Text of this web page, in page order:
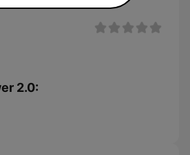
2.0: